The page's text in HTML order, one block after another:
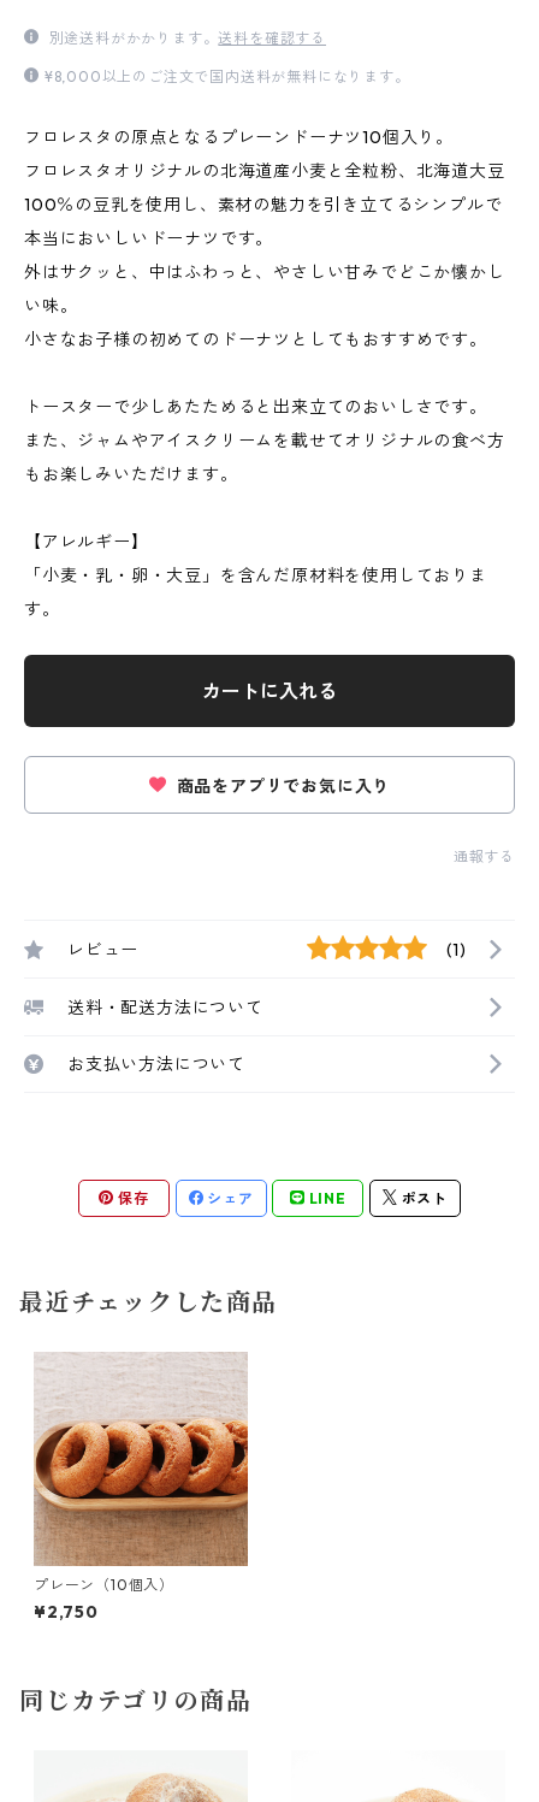
別途送料がかかります。送料を確認する
¥8,000以上のご注文で国内送料が無料になります。
フロレスタの原点となるプレーンドーナツ10個入り。
フロレスタオリジナルの北海道産小麦と全粒粉、北海道大豆
100％の豆乳を使用し、素材の魅力を引き立てるシンプルで
本当においしいドーナツです。
外はサクッと、中はふわっと、やさしい甘みでどこか懐かし
い味。
小さなお子様の初めてのドーナツとしてもおすすめです。
トースターで少しあたためると出来立てのおいしさです。
また、ジャムやアイスクリームを載せてオリジナルの食べ方
もお楽しみいただけます。
【アレルギー】
「小麦・乳・卵・大豆」を含んだ原材料を使用しておりま
す。
カートに入れる
商品をアプリでお気に入り
通報する
レビュー (1)
送料・配送方法について
お支払い方法について
保存 シェア LINE ポスト
最近チェックした商品
プレーン（10個入）
¥2,750
同じカテゴリの商品